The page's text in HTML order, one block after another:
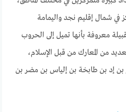
في شمال إقليم نجد واليمامة
معروفة بأنها تميل إلى الحروب
من المعارك من قبل الإسلام،
إد بن طابخة بن إلياس بن مضر بن